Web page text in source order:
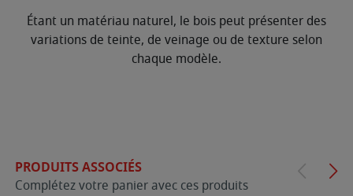
Étant un matériau naturel, le bois peut présenter des
variations de teinte, de veinage ou de texture selon
chaque modèle.
PRODUITS ASSOCIÉS
Complétez votre panier avec ces produits